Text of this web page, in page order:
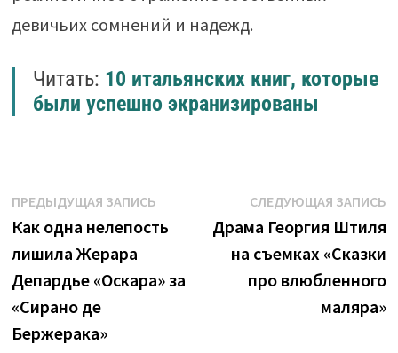
девичьих сомнений и надежд.
Читать: 10 итальянских книг, которые
были успешно экранизированы
Навигация
по
записям
ПРЕДЫДУЩАЯ ЗАПИСЬПредыдущая
запись:
Как одна нелепость
лишила Жерара
Депардье «Оскара» за
«Сирано де
Бержерака»
СЛЕДУЮЩАЯ ЗАПИСЬ
Драма Георгия Штиля
на съемках «Сказки
про влюбленного
маляра»